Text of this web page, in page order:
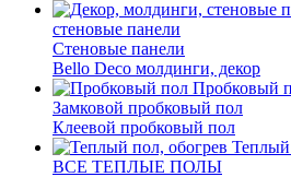
стеновые панели
Стеновые панели
Bello Deco молдинги, декор
Пробковый
Замковой пробковый пол
Клеевой пробковый пол
Теплый
ВСЕ ТЕПЛЫЕ ПОЛЫ